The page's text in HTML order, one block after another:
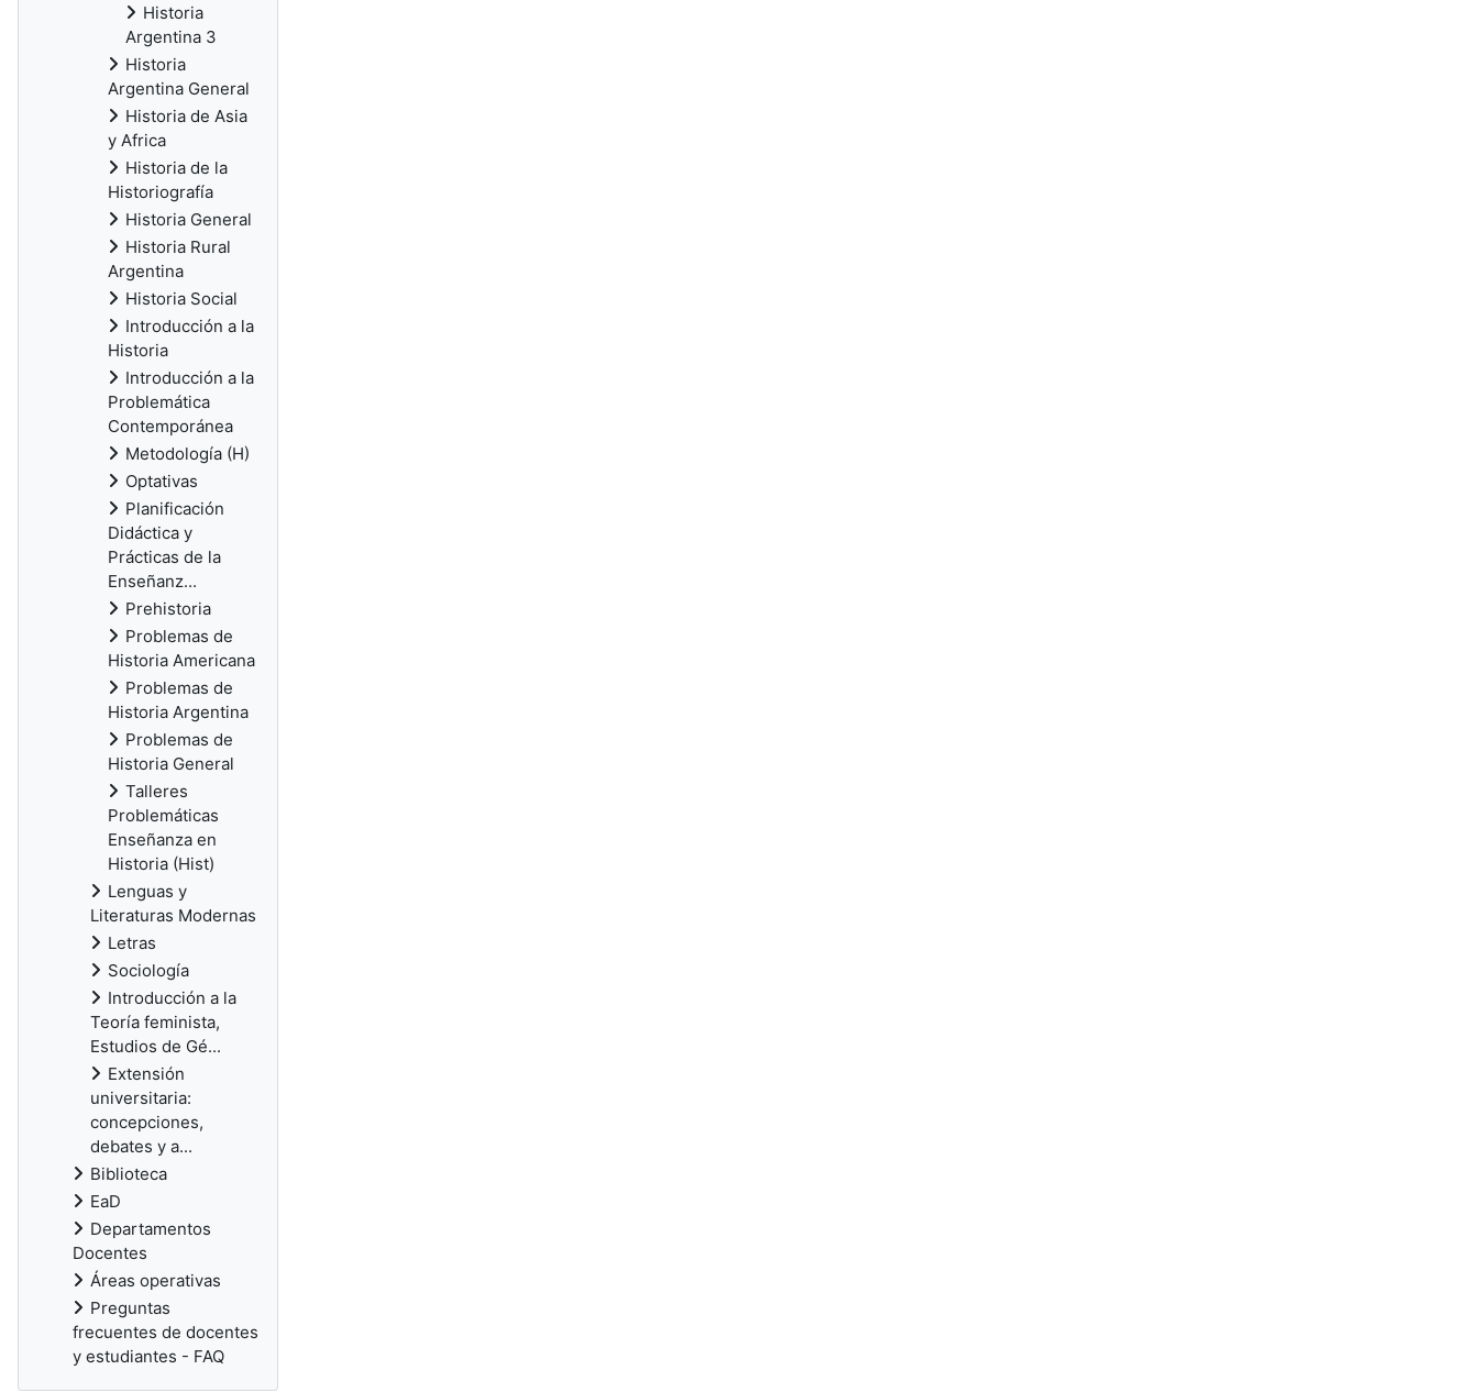
Historia
Argentina 3
Historia
Argentina General
Historia de Asia
y Africa
Historia de la
Historiografía
Historia General
Historia Rural
Argentina
Historia Social
Introducción a la
Historia
Introducción a la
Problemática
Contemporánea
Metodología (H)
Optativas
Planificación
Didáctica y
Prácticas de la
Enseñanz...
Prehistoria
Problemas de
Historia Americana
Problemas de
Historia Argentina
Problemas de
Historia General
Talleres
Problemáticas
Enseñanza en
Historia (Hist)
Lenguas y
Literaturas Modernas
Letras
Sociología
Introducción a la
Teoría feminista,
Estudios de Gé...
Extensión
universitaria:
concepciones,
debates y a...
Biblioteca
EaD
Departamentos
Docentes
Áreas operativas
Preguntas
frecuentes de docentes
y estudiantes - FAQ